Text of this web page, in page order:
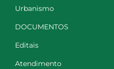
Urbanismo
DOCUMENTOS
Editais
Atendimento